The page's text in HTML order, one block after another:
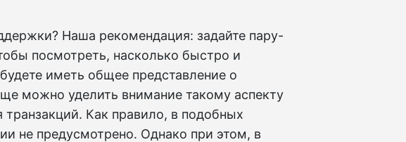
Наша рекомендация: задайте пару-
посмотреть, насколько быстро и
иметь общее представление о
можно уделить внимание такому аспекту
транзакций. Как правило, в подобных
не предусмотрено. Однако при этом, в